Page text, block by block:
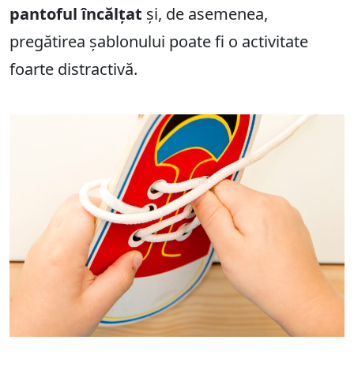
pantoful încălțat și, de asemenea,
pregătirea șablonului poate fi o activitate
foarte distractivă.